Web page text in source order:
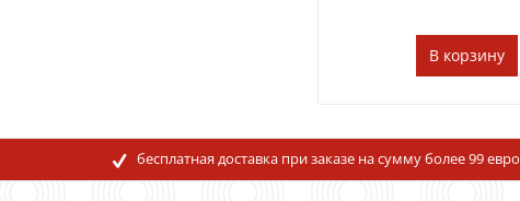
В корзину
бесплатная доставка при заказе на сумму более 99 евро